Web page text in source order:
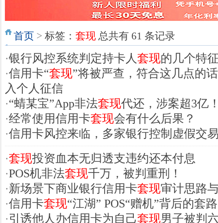
首页 > 标签： 套现 总共有 61 条记录
·银行风控系统判定持卡人套现的几个特
·信用卡“套现”将被严查，符合这几点的
入个人征信
·“蜻某宝”App非法套现代还，涉案超3亿
·经常使用信用卡套现会有什么后果？
·信用卡风控来临，多家银行控制虚假交
·套现投资血本无归透支违约还本付息
·POS机非法套现千万，被判重刑！
·新场景下商业银行信用卡套现审计思路
·信用卡套现“江湖” POS“赠机”背后的套路
·引诱他人办信用卡为自己套现男子被判